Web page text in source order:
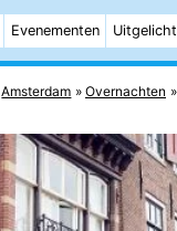
Evenementen Uitgelicht
Amsterdam Overnachten